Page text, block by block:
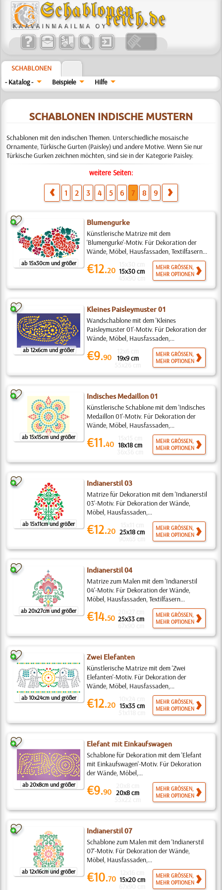
SCHABLONEN
- Katalog -
Beispiele Hilfe
SCHABLONEN INDISCHE MUSTERN
Schablonen mit den indischen Themen. Unterschiedliche mosaische
Ornamente, Türkische Gurten (Paisley) und andere Motive. Wenn Sie nur
Türkische Gurken zeichnen möchten, sind sie in der Kategorie Paisley.
weitere Seiten:
1 2 3 4 5 6 7 8 9
ab 15x30cm und größer
Blumengurke
Künstlerische Matrize mit dem
'Blumengurke'-Motiv. Für Dekoration der
Wände, Möbel, Hausfassaden, Textilfasern...
€12.20 15x30 cm
MEHR GRÖSSEN,
MEHR OPTIONEN
ab 12x6cm und größer
Kleines Paisleymuster 01
Wandschablone mit dem 'Kleines
Paisleymuster 01'-Motiv. Für Dekoration der
Wände, Möbel, Hausfassaden,...
€9.90 19x9 cm
MEHR GRÖSSEN,
MEHR OPTIONEN
ab 15x15cm und größer
Indisches Medaillon 01
Künstlerische Schablone mit dem 'Indisches
Medaillon 01'-Motiv. Für Dekoration der
Wände, Möbel, Hausfassaden,...
€11.40 18x18 cm
MEHR GRÖSSEN,
MEHR OPTIONEN
ab 15x11cm und größer
Indianerstil 03
Matrize für Dekoration mit dem 'Indianerstil
03'-Motiv. Für Dekoration der Wände,
Möbel, Hausfassaden,...
€12.20 25x18 cm
MEHR GRÖSSEN,
MEHR OPTIONEN
ab 20x27cm und größer
Indianerstil 04
Matrize zum Malen mit dem 'Indianerstil
04'-Motiv. Für Dekoration der Wände,
Möbel, Hausfassaden, Textilfasern...
€14.50 25x33 cm
MEHR GRÖSSEN,
MEHR OPTIONEN
ab 10x24cm und größer
Zwei Elefanten
Künstlerische Matrize mit dem 'Zwei
Elefanten'-Motiv. Für Dekoration der
Wände, Möbel, Hausfassaden,...
€12.20 15x35 cm
MEHR GRÖSSEN,
MEHR OPTIONEN
ab 20x8cm und größer
Elefant mit Einkaufswagen
Schablone für Dekoration mit dem 'Elefant
mit Einkaufswagen'-Motiv. Für Dekoration
der Wände, Möbel,...
€9.90 20x8 cm
MEHR GRÖSSEN,
MEHR OPTIONEN
ab 12x16cm und größer
Indianerstil 07
Schablone zum Malen mit dem 'Indianerstil
07'-Motiv. Für Dekoration der Wände,
Möbel, Hausfassaden,...
€10.70 15x20 cm
MEHR GRÖSSEN,
MEHR OPTIONEN